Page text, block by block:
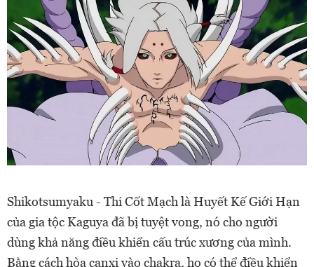
Shikotsumyaku - Thi Cốt Mạch là Huyết Kế Giới Hạn
của gia tộc Kaguya đã bị tuyệt vong, nó cho người
dùng khả năng điều khiển cấu trúc xương của mình.
Bằng cách hòa canxi vào chakra, họ có thể điều khiển